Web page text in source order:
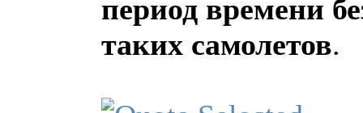
период времени
таких самолетов.